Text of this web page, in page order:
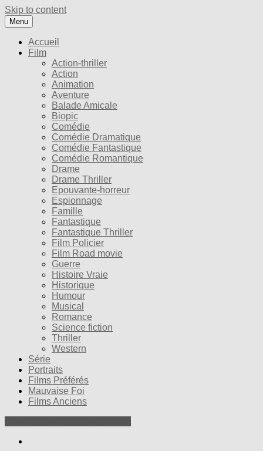
Skip to content
Menu
Accueil
Film
Action-thriller
Action
Animation
Aventure
Balade Amicale
Biopic
Comédie
Comédie Dramatique
Comédie Fantastique
Comédie Romantique
Drame
Drame Thriller
Epouvante-horreur
Espionnage
Famille
Fantastique
Fantastique Thriller
Film Policier
Film Road movie
Guerre
Histoire Vraie
Historique
Humour
Musical
Romance
Science fiction
Thriller
Western
Série
Portraits
Films Préférés
Mauvaise Foi
Films Anciens